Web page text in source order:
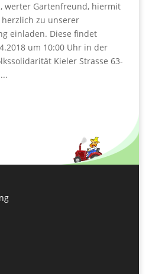
werter Gartenfreund, hiermit
zu unserer
einladen. Diese findet
um 10:00 Uhr in der
Kieler Strasse 63-